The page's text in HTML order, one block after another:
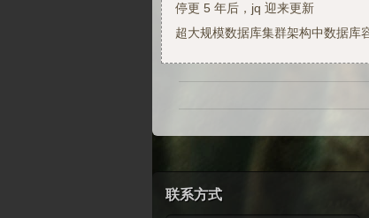
停更 5 年后，jq 迎来更新
超大规模数据库集群架构中数据库
联系方式